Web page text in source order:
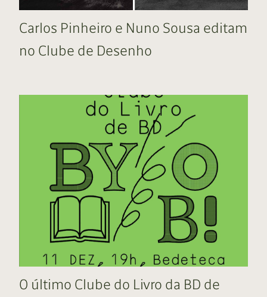
Carlos Pinheiro e Nuno Sousa editam
no Clube de Desenho
O último Clube do Livro da BD de